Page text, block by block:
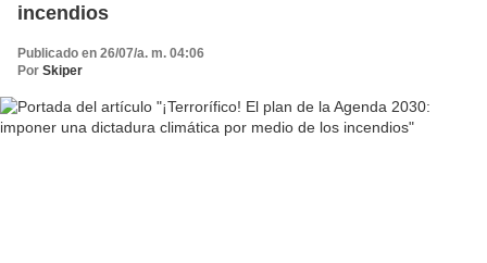
incendios
Publicado en 26/07/a. m. 04:06
Por Skiper